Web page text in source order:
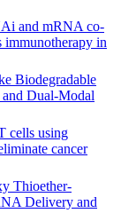
and mRNA co-
immunotherapy in
Biodegradable
Dual-Modal
cells using
cancer
Thioether-
Delivery and